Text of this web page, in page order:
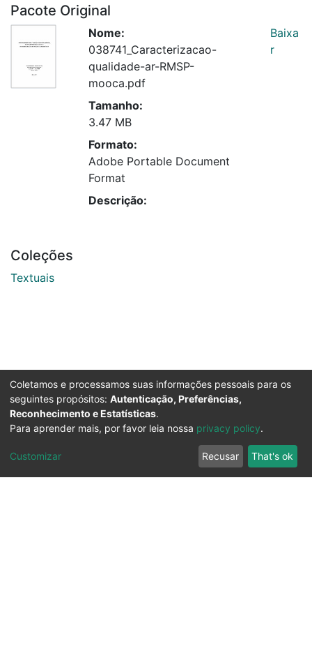
Pacote Original
Nome:
038741_Caracterizacao-
qualidade-ar-RMSP-
mooca.pdf
Tamanho:
3.47 MB
Formato:
Adobe Portable Document
Format
Descrição:
Baixa
r
Coleções
Textuais
Coletamos e processamos suas informações pessoais para os
seguintes propósitos: Autenticação, Preferências,
Reconhecimento e Estatísticas.
Para aprender mais, por favor leia nossa privacy policy.
Customizar Recusar That's ok